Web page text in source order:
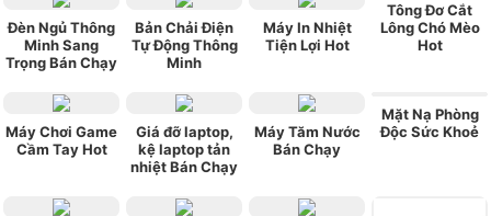
Đèn Ngủ Thông
Minh Sang
Trọng Bán Chạy
Bản Chải Điện
Tự Động Thông
Minh
Máy In Nhiệt
Tiện Lợi Hot
Tông Đơ Cắt
Lông Chó Mèo
Hot
Máy Chơi Game
Cầm Tay Hot
Giá đỡ laptop,
kệ laptop tản
nhiệt Bán Chạy
Máy Tăm Nước
Bán Chạy
Mặt Nạ Phòng
Độc Sức Khoẻ